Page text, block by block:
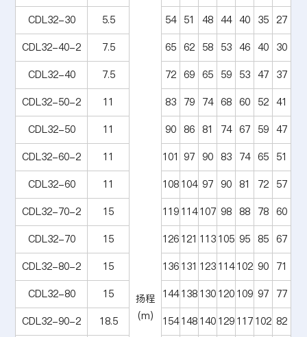
扬程
(m)
CDL32-30
5.5 54 51 48 44 40 35 27
CDL32-40-2
7.5 65 62 58 53 46 40 30
CDL32-40
7.5 72 69 65 59 53 47 37
CDL32-50-2
11 83 79 74 68 60 52 41
CDL32-50
11 90 86 81 74 67 59 47
CDL32-60-2
11 101 97 90 83 74 65 51
CDL32-60
11 108 104 97 90 81 72 57
CDL32-70-2
15 119 114107 98 88 78 60
CDL32-70
15 126 121 113 105 95 85 67
CDL32-80-2
15 136 131 123 114102 90 71
CDL32-80
15 144138 130 120 109 97 77
CDL32-90-2
18.5 154148 140 129 117 102 82